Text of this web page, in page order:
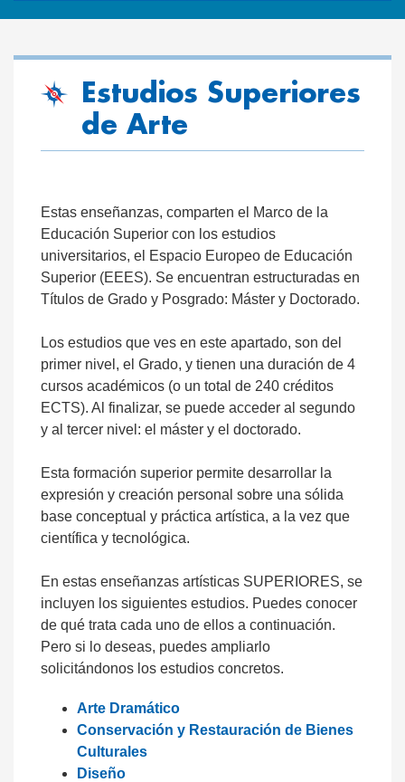
Estudios Superiores
de Arte
Estas enseñanzas, comparten el Marco de la
Educación Superior con los estudios
universitarios, el Espacio Europeo de Educación
Superior (EEES). Se encuentran estructuradas en
Títulos de Grado y Posgrado: Máster y Doctorado.
Los estudios que ves en este apartado, son del
primer nivel, el Grado, y tienen una duración de 4
cursos académicos (o un total de 240 créditos
ECTS). Al finalizar, se puede acceder al segundo
y al tercer nivel: el máster y el doctorado.
Esta formación superior permite desarrollar la
expresión y creación personal sobre una sólida
base conceptual y práctica artística, a la vez que
científica y tecnológica.
En estas enseñanzas artísticas SUPERIORES, se
incluyen los siguientes estudios. Puedes conocer
de qué trata cada uno de ellos a continuación.
Pero si lo deseas, puedes ampliarlo
solicitándonos los estudios concretos.
Arte Dramático
Conservación y Restauración de Bienes
Culturales
Diseño